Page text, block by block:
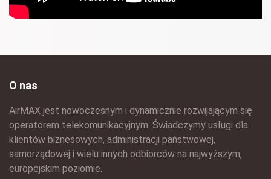
O nas
AirMAX jest nowoczesnym i dynamicznie rozwijającym się
operatorem telekomunikacyjnym. Świadczymy usługi dla
klientów biznesowych, administracji państwowej,
samorządowej i wielu innych odbiorców na najwyższym,
europejskim poziomie.